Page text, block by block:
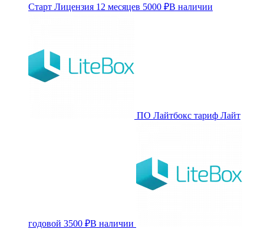
Старт Лицензия 12 месяцев 5000 ₽В наличии
ПО Лайтбокс тариф Лайт
годовой 3500 ₽В наличии